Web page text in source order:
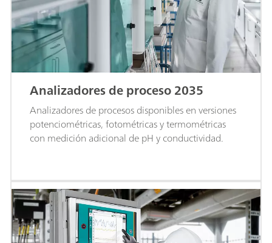
Analizadores de proceso 2035
Analizadores de procesos disponibles en versiones
potenciométricas, fotométricas y termométricas
con medición adicional de pH y conductividad.